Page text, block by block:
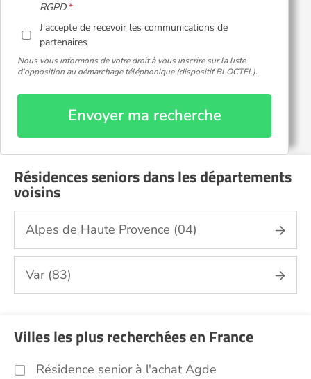
RGPD
J'accepte de recevoir les communications de
partenaires
Nous vous informons de votre droit à vous inscrire sur la liste
d'opposition au démarchage téléphonique (dispositif BLOCTEL).
Envoyer ma recherche
Résidences seniors dans les départements
voisins
Alpes de Haute Provence (04)
Var (83)
Villes les plus recherchées en France
Résidence senior à l'achat Agde